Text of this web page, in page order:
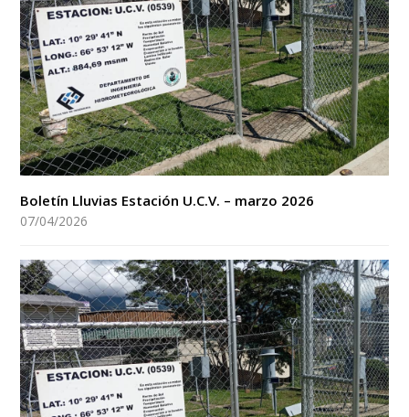
Boletín Lluvias Estación U.C.V. – marzo 2026
07/04/2026